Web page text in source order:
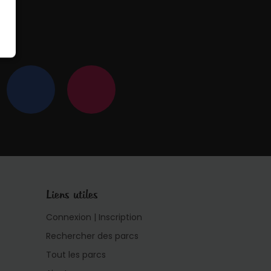
Liens utiles
Connexion | Inscription
Rechercher des parcs
Tout les parcs